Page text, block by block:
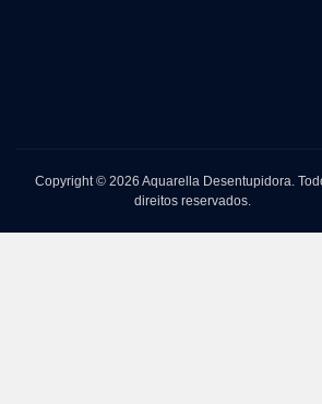
Copyright © 2026 Aquarella Desentupidora.
direitos reservados.